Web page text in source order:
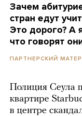
Зачем
стран едут
Это дорого? А
что говорят
ПАРТНЕРСКИЙ
Полиция Сеула
квартире
в центре